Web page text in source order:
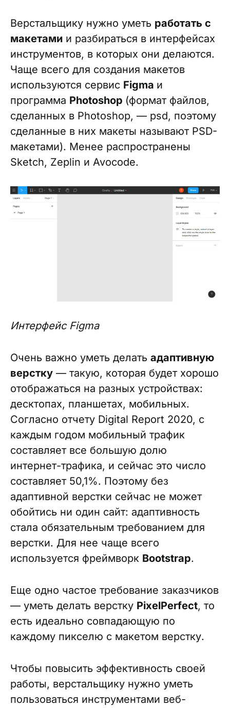
Верстальщику нужно уметь работать с
макетами и разбираться в интерфейсах
инструментов, в которых они делаются.
Чаще всего для создания макетов
используются сервис Figma и
программа Photoshop (формат файлов,
сделанных в Photoshop, — psd, поэтому
сделанные в них макеты называют PSD-
макетами). Менее распространены
Sketch, Zeplin и Avocode.
Интерфейс Figma
Очень важно уметь делать адаптивную
верстку — такую, которая будет хорошо
отображаться на разных устройствах:
десктопах, планшетах, мобильных.
Согласно отчету Digital Report 2020, с
каждым годом мобильный трафик
составляет все большую долю
интернет-трафика, и сейчас это число
составляет 50,1%. Поэтому без
адаптивной верстки сейчас не может
обойтись ни один сайт: адаптивность
стала обязательным требованием для
верстки. Для нее чаще всего
используется фреймворк Bootstrap.
Еще одно частое требование заказчиков
— уметь делать верстку PixelPerfect, то
есть идеально совпадающую по
каждому пикселю с макетом верстку.
Чтобы повысить эффективность своей
работы, верстальщику нужно уметь
пользоваться инструментами веб-